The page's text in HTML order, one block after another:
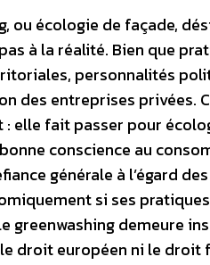
ou écologie de façade,
à la réalité. Bien que
personnalités
des entreprises
: elle fait passer pour
conscience au
générale à l’égard
si ses
greenwashing demeure
droit européen ni le